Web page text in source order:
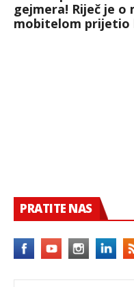
gejmera! Riječ je o
mobitelom prijetio
PRATITE NAS